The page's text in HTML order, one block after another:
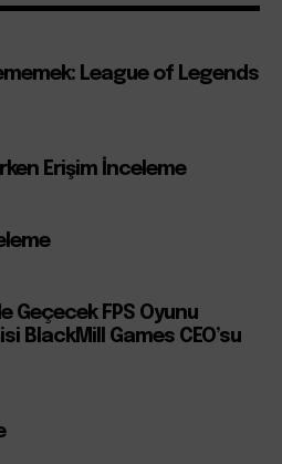
League of Legends
Erişim İnceleme
Geçecek FPS Oyunu
BlackMill Games CEO’su